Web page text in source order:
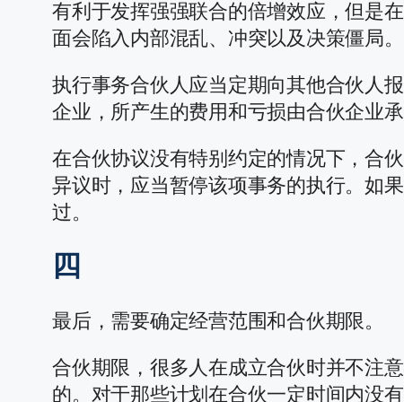
有利于发挥强强联合的倍增效应，但是
面会陷入内部混乱、冲突以及决策僵局。
执行事务合伙人应当定期向其他合伙人
企业，所产生的费用和亏损由合伙企业承
在合伙协议没有特别约定的情况下，合
异议时，应当暂停该项事务的执行。如
过。
四
最后，需要确定经营范围和合伙期限。
合伙期限，很多人在成立合伙时并不注
的。对于那些计划在合伙一定时间内没